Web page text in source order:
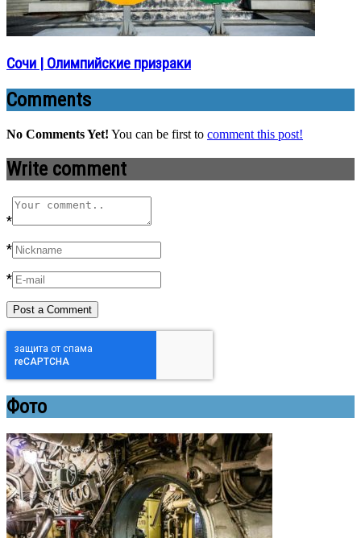
Сочи | Олимпийские призраки
Comments
No Comments Yet! You can be first to comment this post!
Write comment
*
*
*
Фото